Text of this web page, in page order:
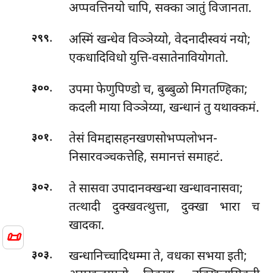
📜
अप्पवत्तिनयो चापि, सक्का ञातुं विजानता.
२९९.
अस्मिं खन्धेव विञ्ञेय्यो, वेदनादीस्वयं नयो;
एकधादिविधो युत्ति-वसातेनावियोगतो.
३००.
उपमा फेणुपिण्डो च, बुब्बुळो मिगतण्हिका;
कदली माया विञ्ञेय्या, खन्धानं तु यथाक्कमं.
३०१. तेसंविमद्दासहनखणसोभप्पलोभन-
निसारवञ्चकत्तेहि, समानत्तं समाहटं.
३०२.
ते सासवा उपादानक्खन्धा खन्धावनासवा;
तत्थादी दुक्खवत्थुत्ता, दुक्खा भारा च
खादका.
३०३.
खन्धानिच्चादिधम्मा ते, वधका सभया इती;